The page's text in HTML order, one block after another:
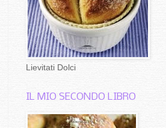
Lievitati Dolci
IL MIO SECONDO LIBRO